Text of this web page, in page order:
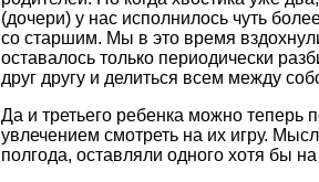
(дочери) у нас исполнилось чуть
со старшим. Мы в это время
оставалось только периодически
друг другу и делиться всем между
Да и третьего ребенка можно теперь
увлечением смотреть на их игру.
полгода, оставляли одного хотя бы